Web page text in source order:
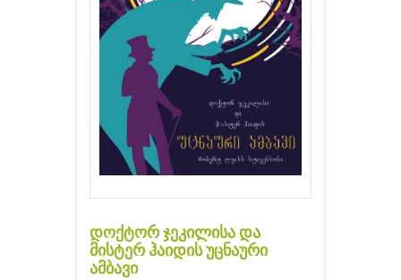
დოქტორ ჯეკილისა და
მისტერ ჰაიდის უცნაური
ამბავი